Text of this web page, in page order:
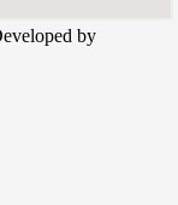
by